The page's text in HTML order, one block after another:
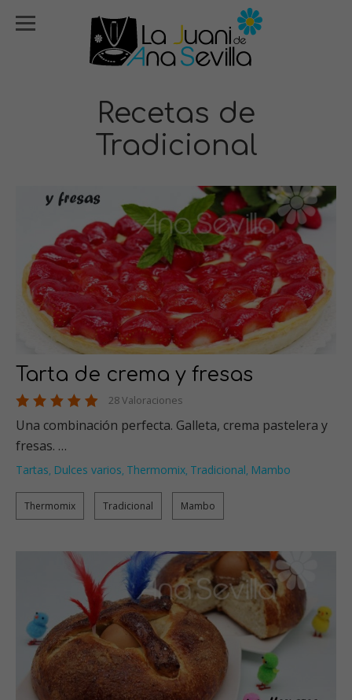
Recetas de
Tradicional
Tarta de crema y fresas
28 Valoraciones
Una combinación perfecta. Galleta, crema pastelera y
fresas. …
Tartas, Dulces varios, Thermomix, Tradicional, Mambo
Thermomix Tradicional Mambo